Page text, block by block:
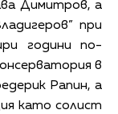
Димитров, а
при
години по-
в
Рапин, а
като солист